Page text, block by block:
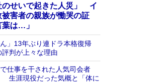
のせいで起きた人災」 イ
害者の親族が慟哭の証
は…」
ん」13年ぶり連ドラ本格復帰
判が上々な理由
仕事を干された人気司会者
生涯現役だった気概と「体に